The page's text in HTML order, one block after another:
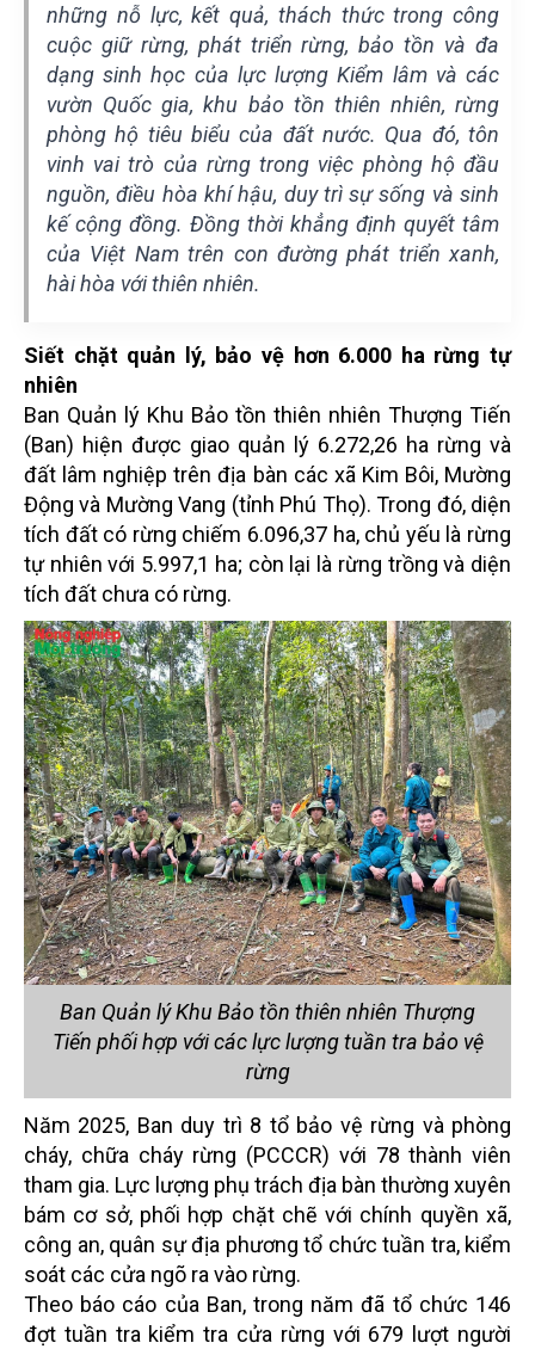
những nỗ lực, kết quả, thách thức trong công
cuộc giữ rừng, phát triển rừng, bảo tồn và đa
dạng sinh học của lực lượng Kiểm lâm và các
vườn Quốc gia, khu bảo tồn thiên nhiên, rừng
phòng hộ tiêu biểu của đất nước. Qua đó, tôn
vinh vai trò của rừng trong việc phòng hộ đầu
nguồn, điều hòa khí hậu, duy trì sự sống và sinh
kế cộng đồng. Đồng thời khẳng định quyết tâm
của Việt Nam trên con đường phát triển xanh,
hài hòa với thiên nhiên.
Siết chặt quản lý, bảo vệ hơn 6.000 ha rừng tự
nhiên
Ban Quản lý Khu Bảo tồn thiên nhiên Thượng Tiến
(Ban) hiện được giao quản lý 6.272,26 ha rừng và
đất lâm nghiệp trên địa bàn các xã Kim Bôi, Mường
Động và Mường Vang (tỉnh Phú Thọ). Trong đó, diện
tích đất có rừng chiếm 6.096,37 ha, chủ yếu là rừng
tự nhiên với 5.997,1 ha; còn lại là rừng trồng và diện
tích đất chưa có rừng.
Ban Quản lý Khu Bảo tồn thiên nhiên Thượng
Tiến phối hợp với các lực lượng tuần tra bảo vệ
rừng
Năm 2025, Ban duy trì 8 tổ bảo vệ rừng và phòng
cháy, chữa cháy rừng (PCCCR) với 78 thành viên
tham gia. Lực lượng phụ trách địa bàn thường xuyên
bám cơ sở, phối hợp chặt chẽ với chính quyền xã,
công an, quân sự địa phương tổ chức tuần tra, kiểm
soát các cửa ngõ ra vào rừng.
Theo báo cáo của Ban, trong năm đã tổ chức 146
đợt tuần tra kiểm tra cửa rừng với 679 lượt người